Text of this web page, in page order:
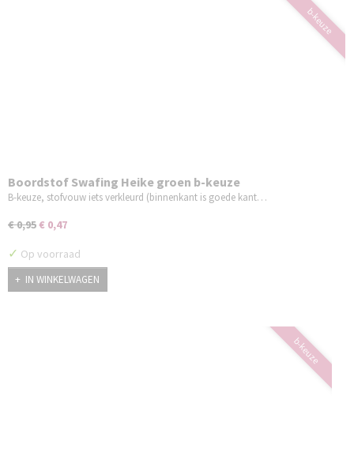
b-keuze
Boordstof Swafing Heike groen b-keuze
B-keuze, stofvouw iets verkleurd (binnenkant is goede kant…
€ 0,95€ 0,47
✓ Op voorraad
IN WINKELWAGEN
b-keuze